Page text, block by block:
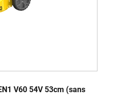
V60 54V 53cm (sans